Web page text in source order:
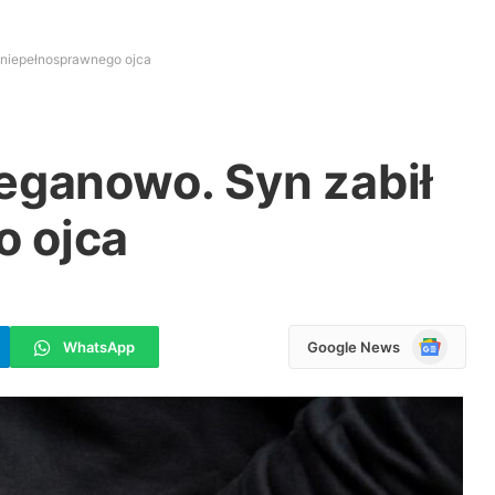
ojca
Syn zabił
ojca
WhatsApp Google News
Google